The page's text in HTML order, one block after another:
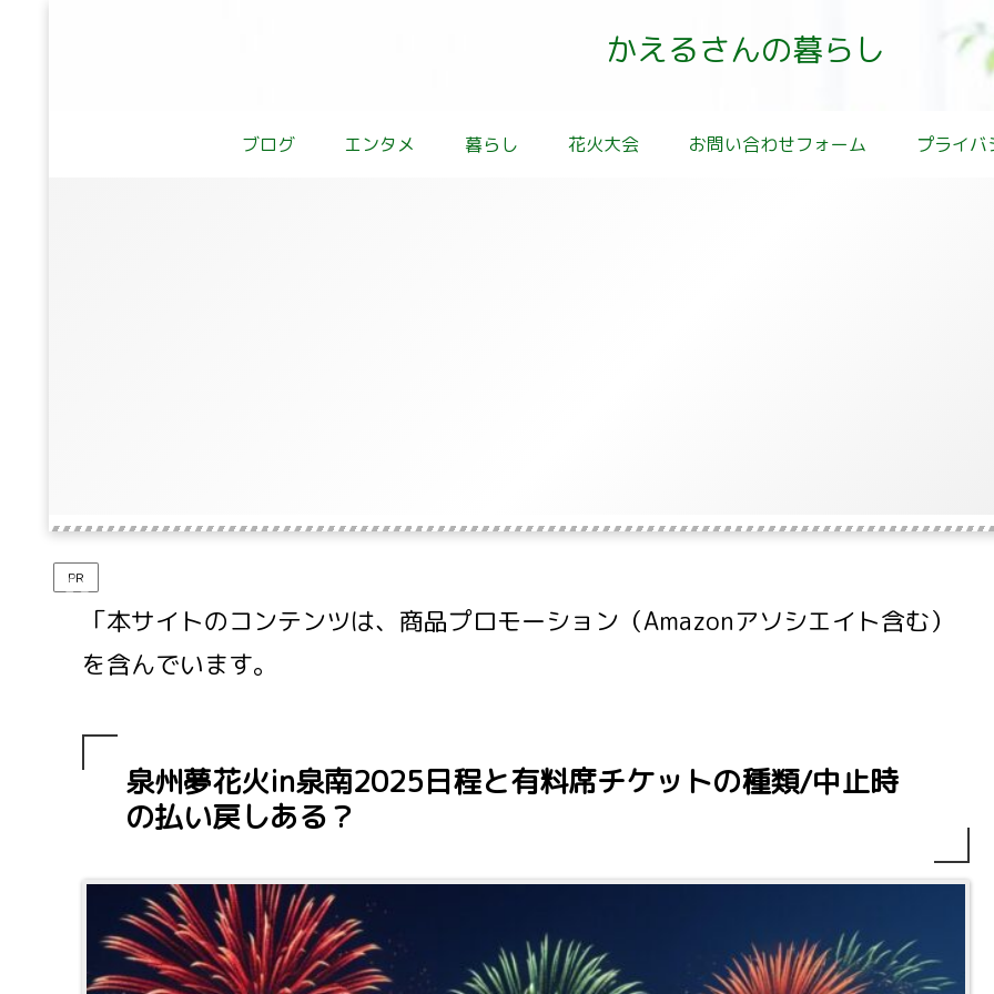
かえるさんの暮らし
ブログ エンタメ 暮らし 花火大会 お問い合わせフォーム プライバ
PR
「本サイトのコンテンツは、商品プロモーション（Amazonアソシエイト含む）
を含んでいます。
泉州夢花火in泉南2025日程と有料席チケットの種類/中止時
の払い戻しある？